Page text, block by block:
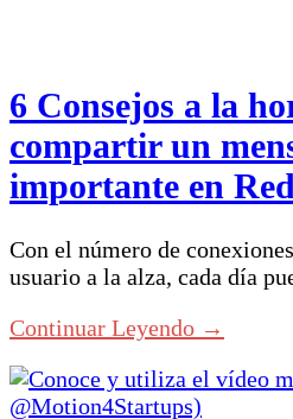
6 Consejos a la
compartir un
importante en
Con el número de
usuario a la alza, cada día
Continuar Leyendo →